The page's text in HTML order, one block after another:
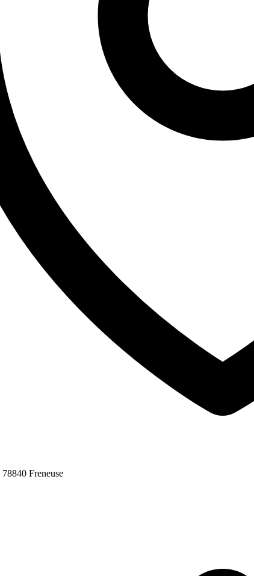
78840 Freneuse